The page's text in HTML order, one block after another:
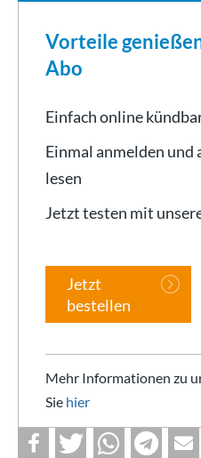
Vorteile
Abo
Einfach online
Einmal anmelden und
lesen
Jetzt testen mit
Jetzt
bestellen
Mehr Informationen zu
Sie hier